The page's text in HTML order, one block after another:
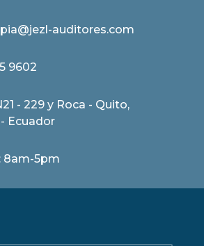
auditores.com
9602
- 229 y Roca - Quito,
Ecuador
8am-5pm